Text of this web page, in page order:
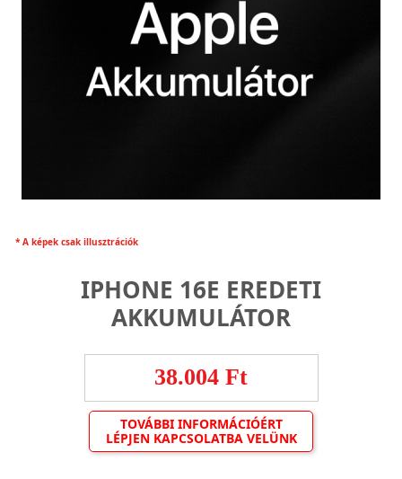
* A képek csak illusztrációk
IPHONE 16E EREDETI
AKKUMULÁTOR
38.004 Ft
TOVÁBBI INFORMÁCIÓÉRT
LÉPJEN KAPCSOLATBA VELÜNK